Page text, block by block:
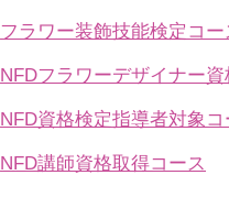
フラワー装飾技能検定コー
NFDフラワーデザイナー
NFD資格検定指導者対象
NFD講師資格取得コース